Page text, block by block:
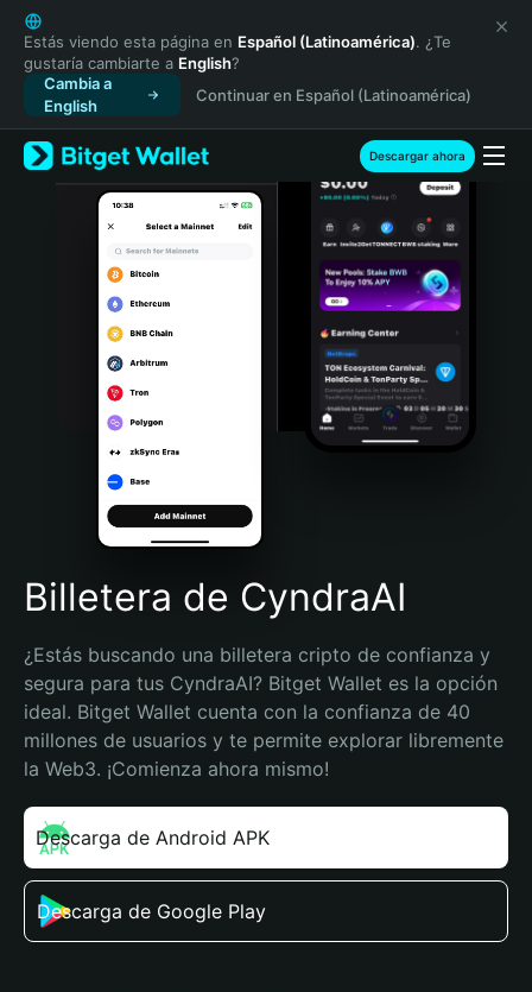
English
日本語
Tiếng Việt
Русский
Español (Latinoamérica)
Türkçe
Italiano
Português (Portugal)
Bahasa Indonesia
Português (Brasil)
Español (Argentina)
Estás viendo esta página en Español (Latinoamérica). ¿Te
gustaría cambiarte a English?
Cambia a
English
Continuar en Español (Latinoamérica)
Descargar ahora
Billetera de CyndraAI
¿Estás buscando una billetera cripto de confianza y
segura para tus CyndraAI? Bitget Wallet es la opción
ideal. Bitget Wallet cuenta con la confianza de 40
millones de usuarios y te permite explorar libremente
la Web3. ¡Comienza ahora mismo!
Descarga de Android APK
Descarga de Google Play